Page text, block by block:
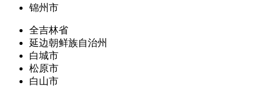
锦州市
全吉林省
延边朝鲜族自治州
白城市
松原市
白山市